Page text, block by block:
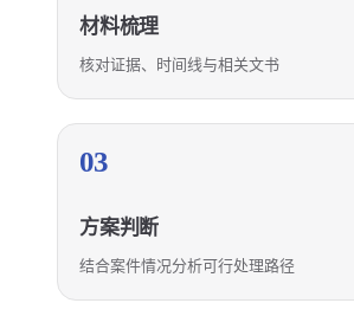
材料梳理
核对证据、时间线与相关文书
03
方案判断
结合案件情况分析可行处理路径